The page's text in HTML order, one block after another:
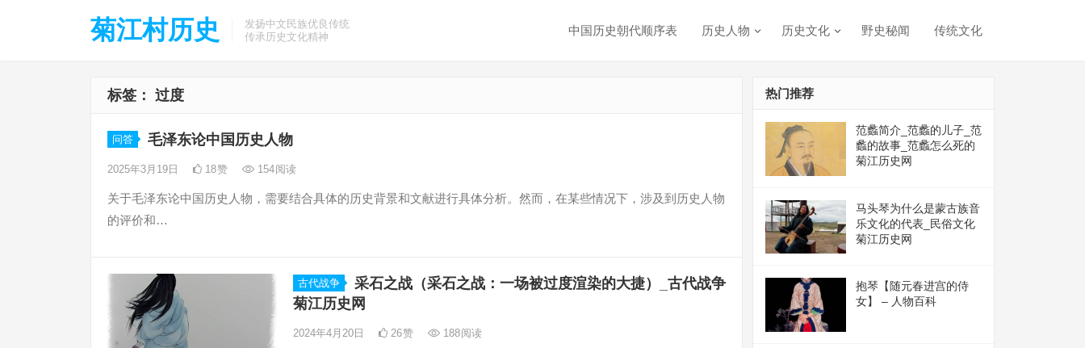
菊江村历史
发扬中文民族优良传统
传承历史文化精神
中国历史朝代顺序表 历史人物 历史文化 野史秘闻 传统文化
标签： 过度
问答 毛泽东论中国历史人物
2025年3月19日 18赞 154阅读
关于毛泽东论中国历史人物，需要结合具体的历史背景和文献进行具体分析。然而，在某些情况下，涉及到历史人物
的评价和…
古代战争
采石之战（采石之战：一场被过度渲染的大捷）_古代战争
菊江历史网
2024年4月20日 26赞 188阅读
热门推荐
范蠡简介_范蠡的儿子_范
蠡的故事_范蠡怎么死的
菊江历史网
马头琴为什么是蒙古族音
乐文化的代表_民俗文化
菊江历史网
抱琴【随元春进宫的侍
女】 – 人物百科